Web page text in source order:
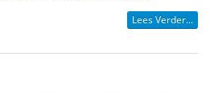
Lees Verder...